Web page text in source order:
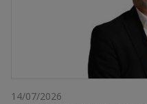
14/07/2026